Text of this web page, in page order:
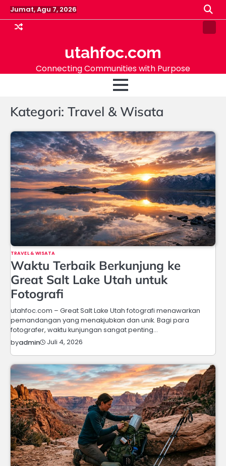
Skip
to
content
Jumat, Agu 7, 2026
utahfoc.com
Connecting Communities with Purpose
Kategori: Travel & Wisata
TRAVEL & WISATA
Waktu Terbaik Berkunjung ke
Great Salt Lake Utah untuk
Fotografi
utahfoc.com – Great Salt Lake Utah fotografi menawarkan
pemandangan yang menakjubkan dan unik. Bagi para
fotografer, waktu kunjungan sangat penting…
byadmin Juli 4, 2026